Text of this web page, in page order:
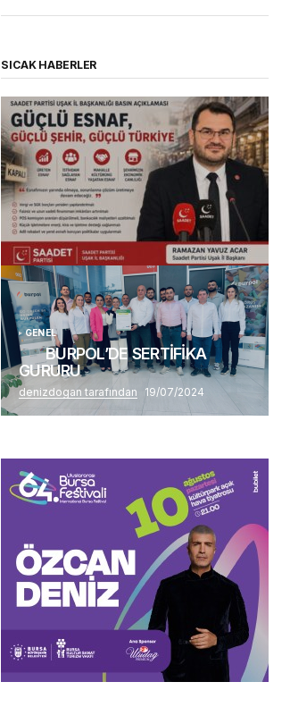
SICAK HABERLER
(başlıksız)
Alaattin Karahan tarafından 14/07/2026
GENEL
BURPOL’DE SERTİFİKA
GURURU
denizdogan tarafından 19/07/2024